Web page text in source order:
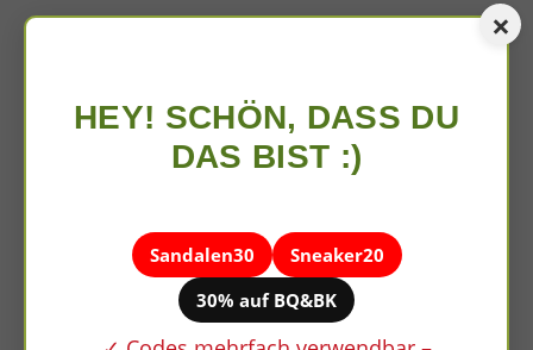
×
HEY! SCHÖN, DASS DU
DAS BIST :)
Sandalen30
Sneaker20
30% auf BQ&BK